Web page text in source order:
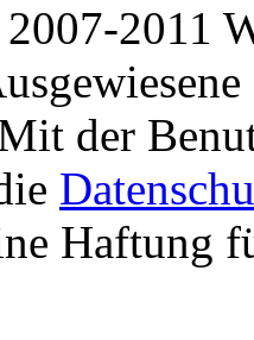
2011
der
Haftung